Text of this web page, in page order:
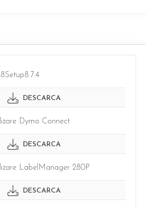
DESCARCA
Dymo Connect
DESCARCA
LabelManager 280P
DESCARCA